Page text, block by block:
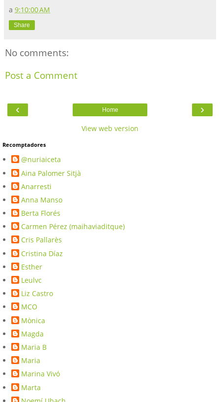
a 9:10:00 AM
Share
No comments:
Post a Comment
‹ ›
Home
View web version
Recomptadores
@nuriaiceta
Aina Palomer Sitjà
Anarresti
Anna Manso
Berta Florés
Carmen Pérez (maihaviaditque)
Cris Pallarès
Cristina Díaz
Esther
Leulvc
Liz Castro
MCO
Mònica
Magda
Maria B
Maria
Marina Vivó
Marta